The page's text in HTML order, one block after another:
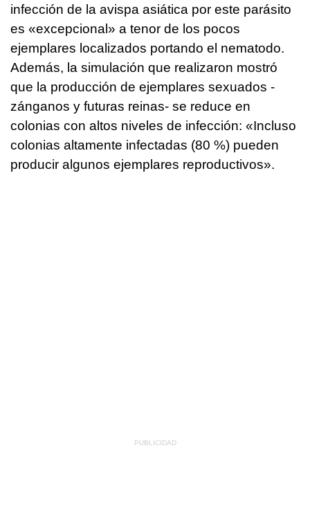
infección de la avispa asiática por este parásito
es «excepcional» a tenor de los pocos
ejemplares localizados portando el nematodo.
Además, la simulación que realizaron mostró
que la producción de ejemplares sexuados -
zánganos y futuras reinas- se reduce en
colonias con altos niveles de infección: «Incluso
colonias altamente infectadas (80 %) pueden
producir algunos ejemplares reproductivos».